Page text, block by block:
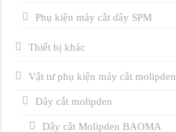
Phụ kiện máy cắt dây SPM
Thiết bị khác
Vật tư phụ kiện máy cắt molipden
Dây cắt molipden
Dây cắt Molipden BAOMA